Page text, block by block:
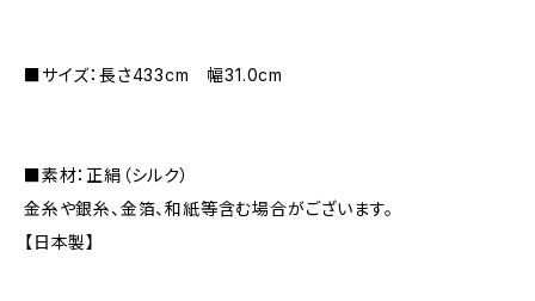
■サイズ：長さ433cm 幅31.0cm
■素材：正絹（シルク）
金糸や銀糸、金箔、和紙等含む場合がございます。
【日本製】